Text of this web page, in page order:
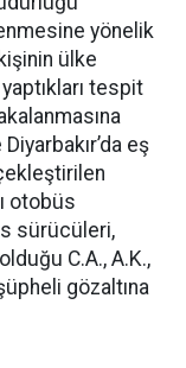
yönelik
ülke
tespit
eş
otobüs
sürücüleri,
C.A., A.K.,
gözaltına